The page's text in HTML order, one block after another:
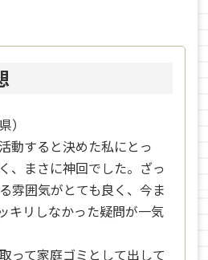
）
動すると決めた私にとっ
、まさに神回でした。ざっ
雰囲気がとても良く、今ま
キリしなかった疑問が一気
って家庭ゴミとして出して